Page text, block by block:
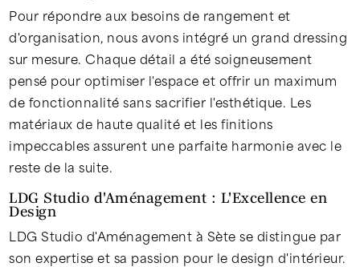
Pour répondre aux besoins de rangement et
d'organisation, nous avons intégré un grand dressing
sur mesure. Chaque détail a été soigneusement
pensé pour optimiser l'espace et offrir un maximum
de fonctionnalité sans sacrifier l'esthétique. Les
matériaux de haute qualité et les finitions
impeccables assurent une parfaite harmonie avec le
reste de la suite.
LDG Studio d'Aménagement : L'Excellence en
Design
LDG Studio d'Aménagement à Sète se distingue par
son expertise et sa passion pour le design d'intérieur.